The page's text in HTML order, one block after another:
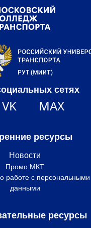
сетях
VK MAX
ресурсы
Новости
Промо МКТ
работе с персональными
данными
ресурсы